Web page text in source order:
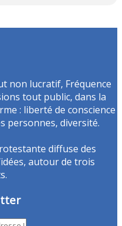
non lucratif, Fréquence
tout public, dans la
: liberté de conscience
personnes, diversité.
diffuse des
autour de trois